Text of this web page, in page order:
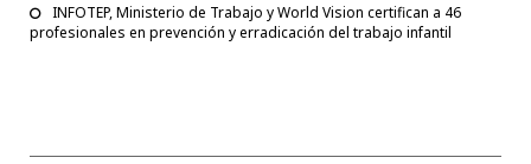
INFOTEP, Ministerio de Trabajo y World Vision certifican a 46
profesionales en prevención y erradicación del trabajo infantil